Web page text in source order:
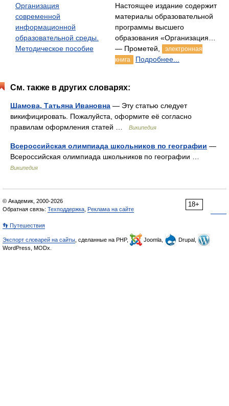
Организация
современной
информационной
образовательной среды.
Методическое пособие
Настоящее издание содержит
материалы образовательной
программы высшего
образования «Организация…
— Прометей,
электронная
книга
Подробнее...
См. также в других словарях:
Шамова, Татьяна Ивановна — Эту статью следует
викифицировать. Пожалуйста, оформите её согласно
правилам оформления статей …
Википедия
Всероссийская олимпиада школьников по географии —
Всероссийская олимпиада школьников по географии …
Википедия
18+
© Академик, 2000-2026
Обратная связь: Техподдержка Реклама на сайте
👣 Путешествия
Экспорт словарей на сайты , сделанные на PHP, Joomla,
Drupal,
WordPress, MODx.